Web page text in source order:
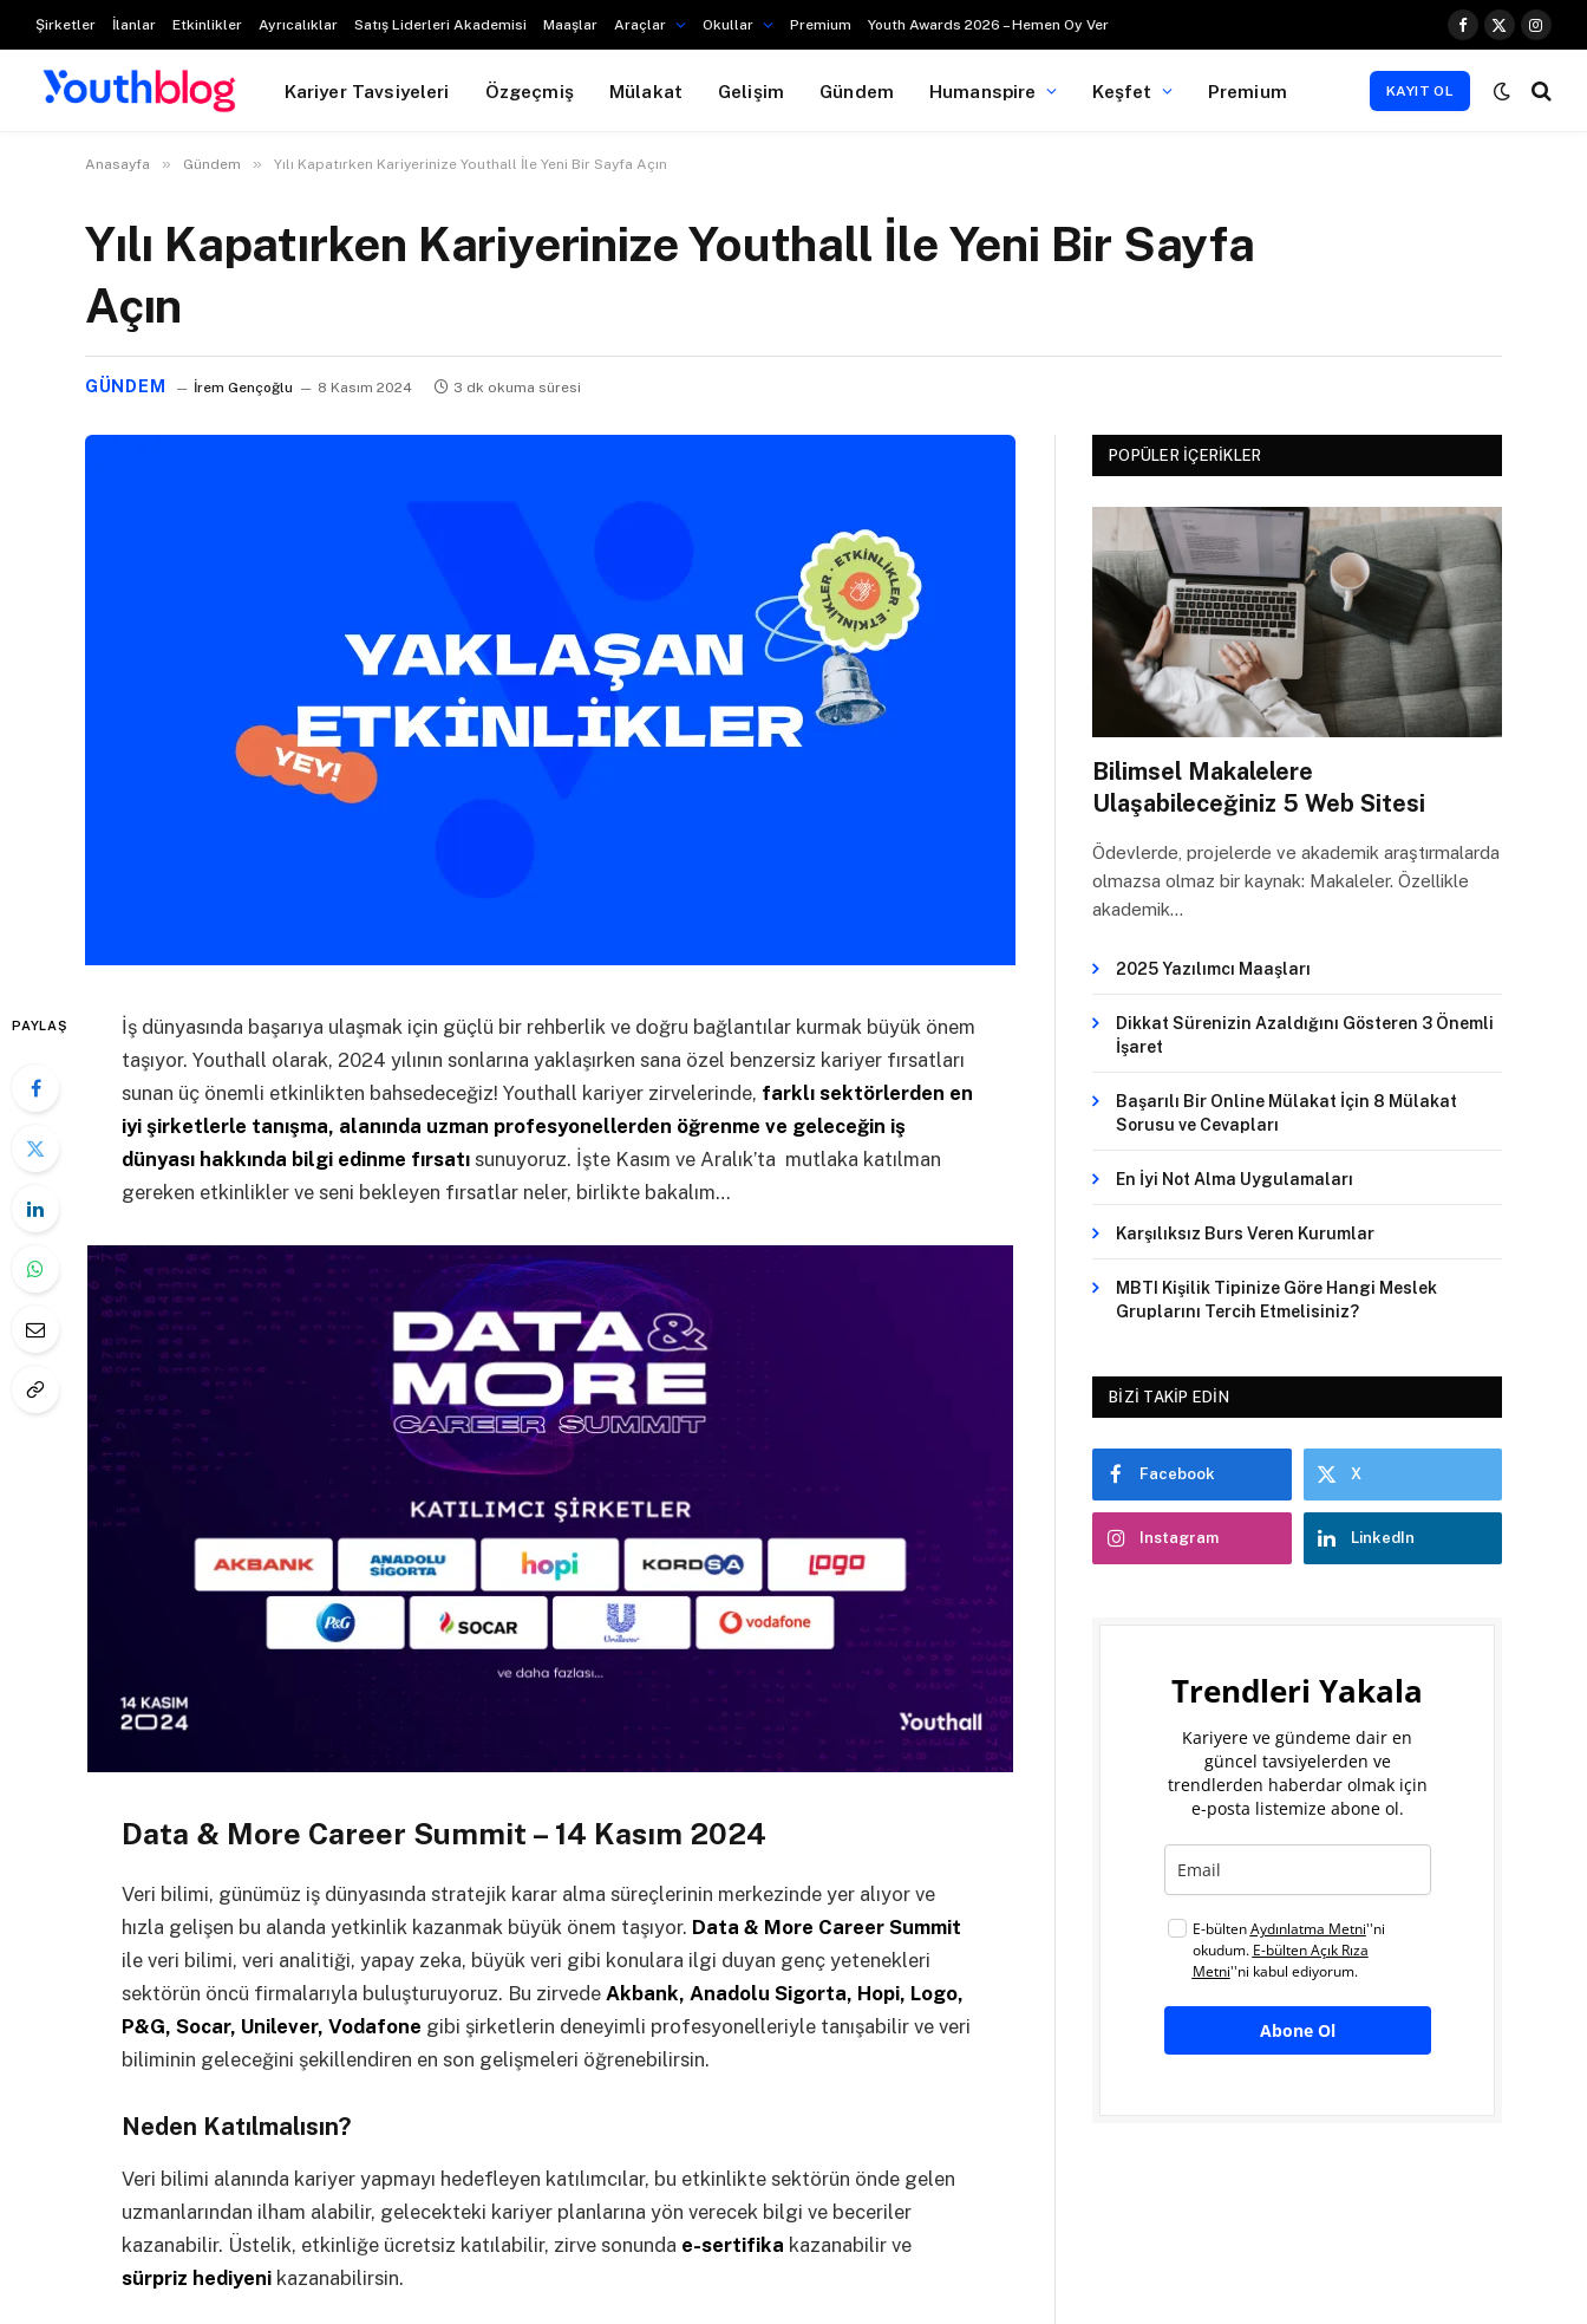
Şirketler İlanlar Etkinlikler Ayrıcalıklar Satış Liderleri Akademisi Maaşlar Araçlar Okullar Premium Youth Awards 2026 – Hemen Oy Ver
Facebook
X
Kariyer Tavsiyeleri Özgeçmiş Mülakat Gelişim Gündem Humanspire Keşfet Premium KAYIT OL
Anasayfa » Gündem » Yılı Kapatırken Kariyerinize Youthall İle Yeni Bir Sayfa Açın
Yılı Kapatırken Kariyerinize Youthall İle Yeni Bir Sayfa
Açın
GÜNDEM İrem Gençoğlu 8 Kasım 2024 3 dk okuma süresi
PAYLAŞ
İş dünyasında başarıya ulaşmak için güçlü bir rehberlik ve doğru bağlantılar kurmak büyük önem
taşıyor. Youthall olarak, 2024 yılının sonlarına yaklaşırken sana özel benzersiz kariyer fırsatları
sunan üç önemli etkinlikten bahsedeceğiz! Youthall kariyer zirvelerinde, farklı sektörlerden en
iyi şirketlerle tanışma, alanında uzman profesyonellerden öğrenme ve geleceğin iş
dünyası hakkında bilgi edinme fırsatı sunuyoruz. İşte Kasım ve Aralık’ta mutlaka katılman
gereken etkinlikler ve seni bekleyen fırsatlar neler, birlikte bakalım…
Data & More Career Summit – 14 Kasım 2024
Veri bilimi, günümüz iş dünyasında stratejik karar alma süreçlerinin merkezinde yer alıyor ve
hızla gelişen bu alanda yetkinlik kazanmak büyük önem taşıyor. Data & More Career Summit
ile veri bilimi, veri analitiği, yapay zeka, büyük veri gibi konulara ilgi duyan genç yetenekleri
sektörün öncü firmalarıyla buluşturuyoruz. Bu zirvede Akbank, Anadolu Sigorta, Hopi, Logo,
P&G, Socar, Unilever, Vodafone gibi şirketlerin deneyimli profesyonelleriyle tanışabilir ve veri
biliminin geleceğini şekillendiren en son gelişmeleri öğrenebilirsin.
Neden Katılmalısın?
Veri bilimi alanında kariyer yapmayı hedefleyen katılımcılar, bu etkinlikte sektörün önde gelen
uzmanlarından ilham alabilir, gelecekteki kariyer planlarına yön verecek bilgi ve beceriler
kazanabilir. Üstelik, etkinliğe ücretsiz katılabilir, zirve sonunda e-sertifika kazanabilir ve
sürpriz hediyeni kazanabilirsin.
POPÜLER İÇERIKLER
Bilimsel Makalelere
Ulaşabileceğiniz 5 Web Sitesi
Ödevlerde, projelerde ve akademik araştırmalarda
olmazsa olmaz bir kaynak: Makaleler. Özellikle
akademik…
2025 Yazılımcı Maaşları
Dikkat Sürenizin Azaldığını Gösteren 3 Önemli
İşaret
Başarılı Bir Online Mülakat İçin 8 Mülakat
Sorusu ve Cevapları
En İyi Not Alma Uygulamaları
Karşılıksız Burs Veren Kurumlar
MBTI Kişilik Tipinize Göre Hangi Meslek
Gruplarını Tercih Etmelisiniz?
BIZI TAKIP EDIN
Facebook X
Instagram LinkedIn
Trendleri Yakala
Kariyere ve gündeme dair en
güncel tavsiyelerden ve
trendlerden haberdar olmak için
e-posta listemize abone ol.
E-bültenAydınlatma Metni''ni
okudum. E-bülten Açık Rıza
Metni''ni kabul ediyorum.
Abone Ol